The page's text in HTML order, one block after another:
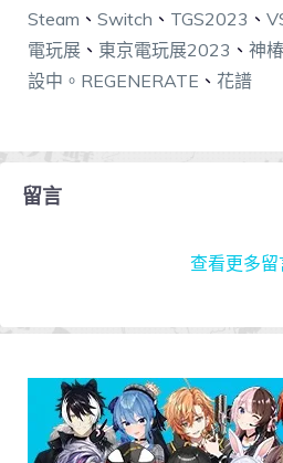
Steam 、 Switch 、 TGS2023 、
電玩展 、 東京電玩展2023 、 神
設中。REGENERATE 、 花譜
留言
查看更多留